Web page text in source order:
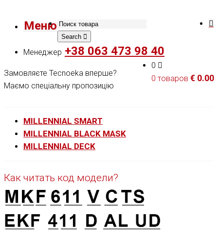
Меню
Search
Менеджер +38 063 473 98 40
0
0 товаров € 0.00
Замовляєте Tecnoeka вперше?
Маємо спеціальну пропозицію
MILLENNIAL SMART
MILLENNIAL BLACK MASK
MILLENNIAL DECK
Как читать код модели?